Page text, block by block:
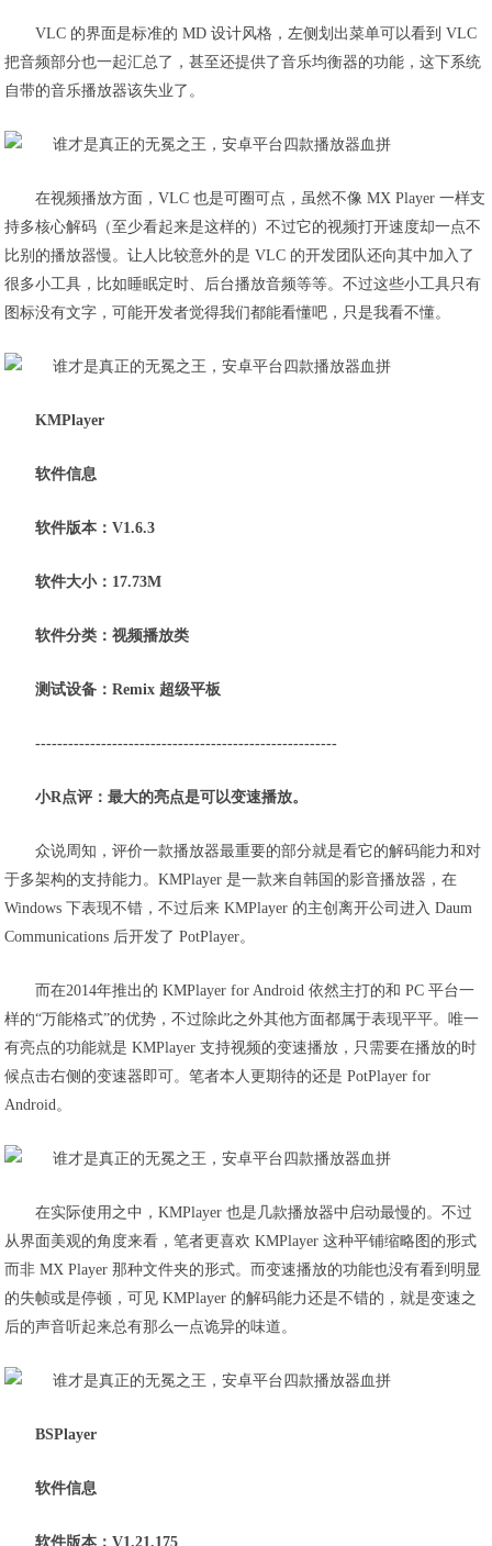
VLC 的界面是标准的 MD 设计风格，左侧划出菜单可以看到 VLC
把音频部分也一起汇总了，甚至还提供了音乐均衡器的功能，这下系统
自带的音乐播放器该失业了。
在视频播放方面，VLC 也是可圈可点，虽然不像 MX Player 一样支
持多核心解码（至少看起来是这样的）不过它的视频打开速度却一点不
比别的播放器慢。让人比较意外的是 VLC 的开发团队还向其中加入了
很多小工具，比如睡眠定时、后台播放音频等等。不过这些小工具只有
图标没有文字，可能开发者觉得我们都能看懂吧，只是我看不懂。
KMPlayer
软件信息
软件版本：V1.6.3
软件大小：17.73M
软件分类：视频播放类
测试设备：Remix 超级平板
-------------------------------------------------------
小R点评：最大的亮点是可以变速播放。
众说周知，评价一款播放器最重要的部分就是看它的解码能力和对
于多架构的支持能力。KMPlayer 是一款来自韩国的影音播放器，在
Windows 下表现不错，不过后来 KMPlayer 的主创离开公司进入 Daum
Communications 后开发了 PotPlayer。
而在2014年推出的 KMPlayer for Android 依然主打的和 PC 平台一
样的“万能格式”的优势，不过除此之外其他方面都属于表现平平。唯一
有亮点的功能就是 KMPlayer 支持视频的变速播放，只需要在播放的时
候点击右侧的变速器即可。笔者本人更期待的还是 PotPlayer for
Android。
在实际使用之中，KMPlayer 也是几款播放器中启动最慢的。不过
从界面美观的角度来看，笔者更喜欢 KMPlayer 这种平铺缩略图的形式
而非 MX Player 那种文件夹的形式。而变速播放的功能也没有看到明显
的失帧或是停顿，可见 KMPlayer 的解码能力还是不错的，就是变速之
后的声音听起来总有那么一点诡异的味道。
BSPlayer
软件信息
软件版本：V1.21.175